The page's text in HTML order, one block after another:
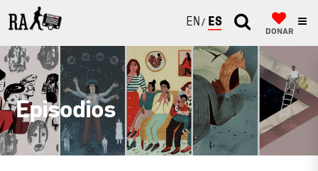
ENGLISH
ESPAÑOL
DONAR
Episodios